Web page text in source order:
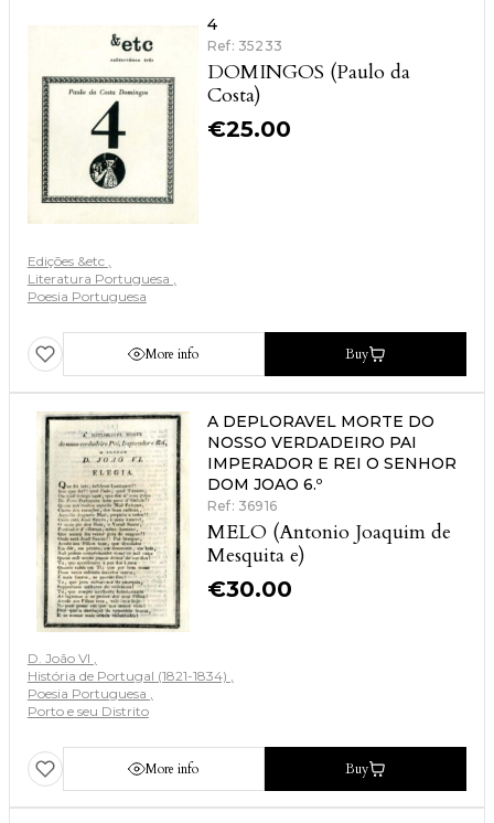
4
Ref: 35233
DOMINGOS (Paulo da
Costa)
€25.00
Edições &etc
Literatura Portuguesa
Poesia Portuguesa
More info Buy
A DEPLORAVEL MORTE DO
NOSSO VERDADEIRO PAI
IMPERADOR E REI O SENHOR
DOM JOAO 6.º
Ref: 36916
MELO (Antonio Joaquim de
Mesquita e)
€30.00
D. João VI
História de Portugal (1821-1834)
Poesia Portuguesa
Porto e seu Distrito
More info Buy